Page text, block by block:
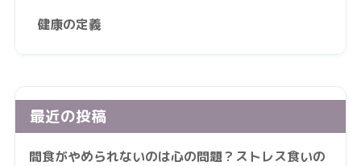
健康の定義
最近の投稿
間食がやめられないのは心の問題？ストレス食いの